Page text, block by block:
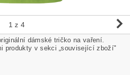
1 z 4
dámské tričko na vaření.
produkty v sekci „související zboží"